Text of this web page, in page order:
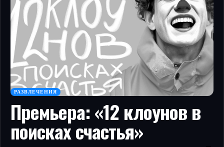
РАЗВЛЕЧЕНИЯ
Премьера: «12 клоунов в
поисках счастья»